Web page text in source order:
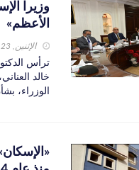
وزيرا
الأعظم»
الإثنين, 23 مايو 2022
ترأس
خالد
الوزراء،